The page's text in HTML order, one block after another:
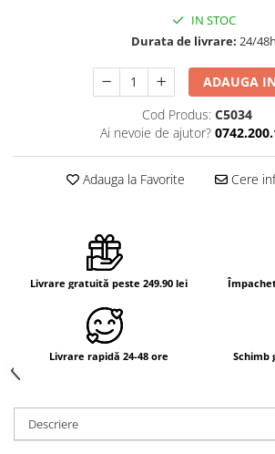
IN STOC
Durata de livrare: 24/48h
ADAUGA
Cod Produs: C5034
Ai nevoie de ajutor?
Adauga la Favorite Cere
Livrare gratuită peste 249.90 lei
Livrare rapidă 24-48 ore Schimb
Descriere